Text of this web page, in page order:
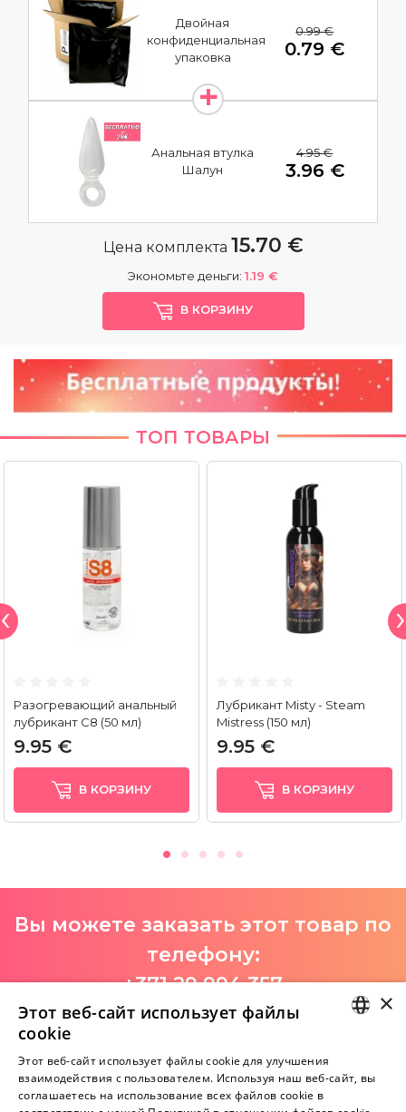
Двойная
конфиденциальная
упаковка
0.99 €
0.79 €
Анальная втулка
Шалун
4.95 €
3.96 €
Цена комплекта 15.70 €
Экономьте деньги: 1.19 €
В КОРЗИНУ
ТОП ТОВАРЫ
Разогревающий анальный
лубрикант С8 (50 мл)
9.95 €
В КОРЗИНУ
Лубрикант Misty - Steam
Mistress (150 мл)
9.95 €
В КОРЗИНУ
Вы можете заказать этот товар по
телефону:
+371 29 994 357
I-V 9:00-18:00
Пока нет отзывов
Будь первым!
RUSSIAN
×
Этот веб-сайт использует файлы
cookie
Этот веб-сайт использует файлы cookie для улучшения
взаимодействия с пользователем. Используя наш веб-сайт, вы
соглашаетесь на использование всех файлов cookie в